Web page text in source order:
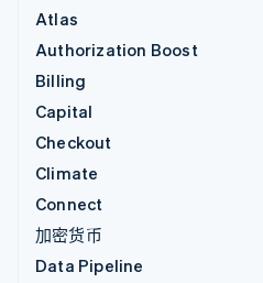
Atlas
Authorization Boost
Billing
Capital
Checkout
Climate
Connect
加密货币
Data Pipeline